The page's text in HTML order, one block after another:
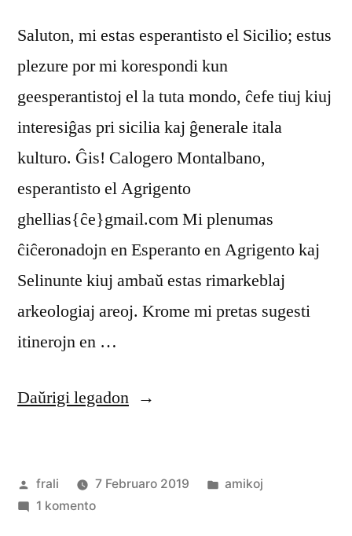
Saluton, mi estas esperantisto el Sicilio; estus
plezure por mi korespondi kun
geesperantistoj el la tuta mondo, ĉefe tiuj kiuj
interesiĝas pri sicilia kaj ĝenerale itala
kulturo. Ĝis! Calogero Montalbano,
esperantisto el Agrigento
ghellias{ĉe}gmail.com Mi plenumas
ĉiĉeronadojn en Esperanto en Agrigento kaj
Selinunte kiuj ambaŭ estas rimarkeblaj
arkeologiaj areoj. Krome mi pretas sugesti
itinerojn en …
Daŭrigi legadon“Gigi
Afiŝita
de
frali 7 Februaro 2019
Afiŝita
amikoj
1 komentopri